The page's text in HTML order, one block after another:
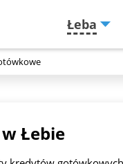
Łeba
Łebie